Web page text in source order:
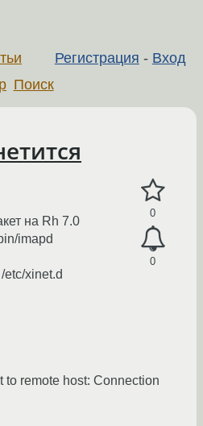
Регистрация - Вход
Поиск
0
0
на Rh 7.0
imapd
xinet.d
to remote host: Connection